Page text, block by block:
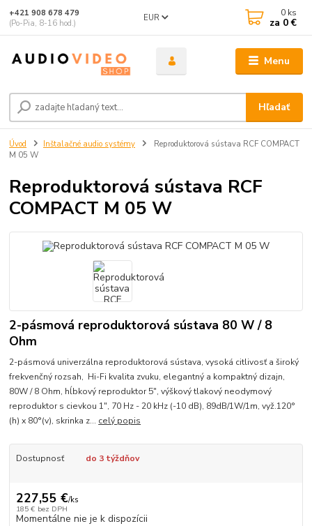
Menu
EUR
Hľadať
+421 908 678 479
(Po-Pia, 8-16 hod.)
0 ks
za 0 €
Úvod Inštalačné audio systémy
Reproduktorová sústava RCF COMPACT
M 05 W
Reproduktorová sústava RCF
COMPACT M 05 W
2-pásmová reproduktorová sústava 80 W / 8
Ohm
2-pásmová univerzálna reproduktorová sústava, vysoká citlivosť a široký
frekvenčný rozsah, Hi-Fi kvalita zvuku, elegantný a kompaktný dizajn,
80W / 8 Ohm, hĺbkový reproduktor 5", výškový tlakový neodymový
reproduktor s cievkou 1", 70 Hz - 20 kHz (-10 dB), 89dB/1W/1m, vyž.120°
(h) x 80°(v), skrinka z... celý popis
Dostupnosť do 3 týždňov
227,55 €/ks
185 € bez DPH
Momentálne nie je k dispozícii